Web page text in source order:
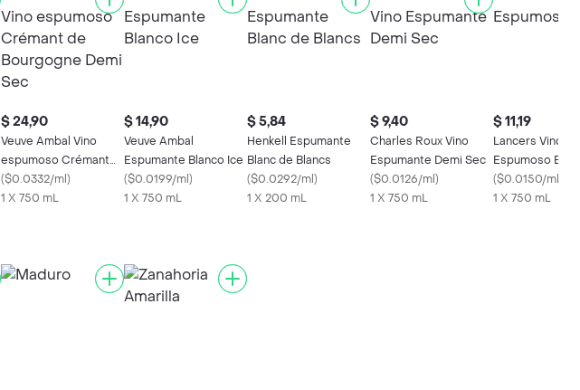
$ 24,90
Veuve Ambal Vino
espumoso Crémant
de Bourgogne Demi
Sec
($0.0332/ml)
1 X 750 mL
$ 14,90
Veuve Ambal
Espumante Blanco Ice
($0.0199/ml)
1 X 750 mL
$ 5,84
Henkell Espumante
Blanc de Blancs
($0.0292/ml)
1 X 200 mL
$ 9,40
Charles Roux Vino
Espumante Demi Sec
($0.0126/ml)
1 X 750 mL
$ 11,19
Lancers Vino
Espumoso Brut
($0.0150/ml
1 X 750 mL